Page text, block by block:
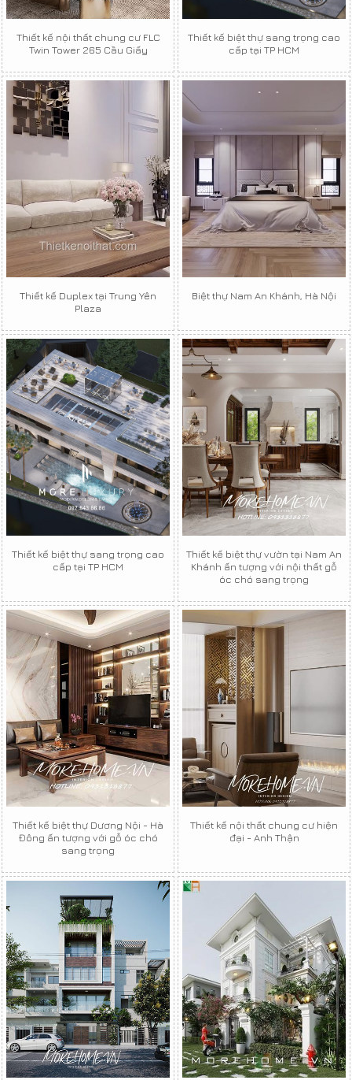
Thiết kế nội thất chung cư FLC
Twin Tower 265 Cầu Giấy
Thiết kế biệt thự sang trọng cao
cấp tại TP HCM
Thiết kế Duplex tại Trung Yên
Plaza
Biệt thự Nam An Khánh, Hà Nội
Thiết kế biệt thự sang trọng cao
cấp tại TP HCM
Thiết kế biệt thự vườn tại Nam An
Khánh ấn tượng với nội thất gỗ
óc chó sang trọng
Thiết kế biệt thự Dương Nội - Hà
Đông ấn tượng với gỗ óc chó
sang trọng
Thiết kế nội thất chung cư hiện
đại - Anh Thận